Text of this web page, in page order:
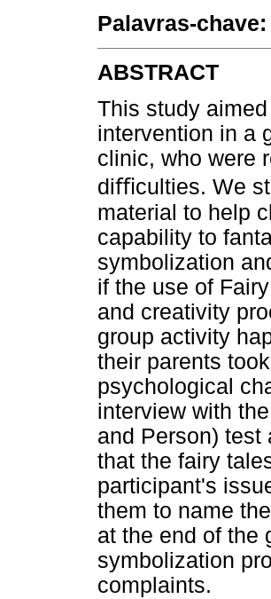
Palavras-chave:
ABSTRACT
This study
intervention in a
clinic, who were
diﬃculties. We
material to help
capability to
symbolization
if the use of
and creativity
group activity
their parents
psychological
interview with
and Person) test
that the fairy
participant's
them to name
at the end of the
symbolization
complaints.